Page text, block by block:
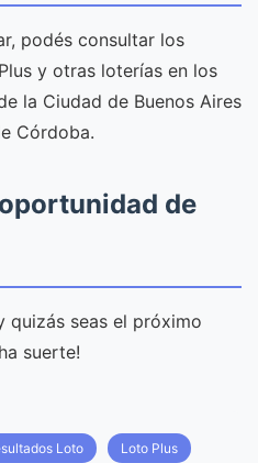
podés consultar los
y otras loterías en los
la Ciudad de Buenos Aires
Córdoba.
de
quizás seas el próximo
suerte!
Loto Loto Plus